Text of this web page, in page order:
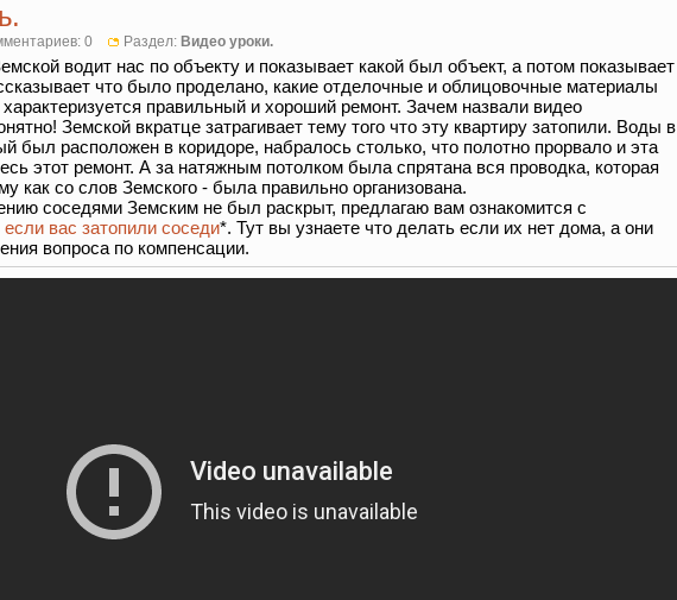
0 Раздел: Видео уроки.
водит нас по объекту и показывает какой был объект, а потом показывает
что было проделано, какие отделочные и облицовочные материалы
правильный и хороший ремонт. Зачем назвали видео
Земской вкратце затрагивает тему того что эту квартиру затопили. Воды в
был расположен в коридоре, набралось столько, что полотно прорвало и эта
этот ремонт. А за натяжным потолком была спрятана вся проводка, которая
как со слов Земского - была правильно организована.
соседями Земским не был раскрыт, предлагаю вам ознакомится с
вас затопили соседи*. Тут вы узнаете что делать если их нет дома, а они
вопроса по компенсации.